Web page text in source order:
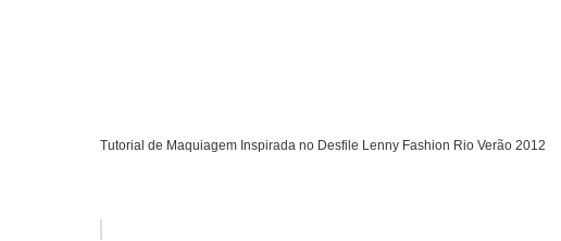
Tutorial de Maquiagem Inspirada no Desfile Lenny Fashion Rio Verão 2012